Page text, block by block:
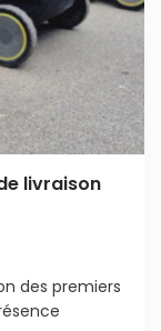
livraison
des premiers